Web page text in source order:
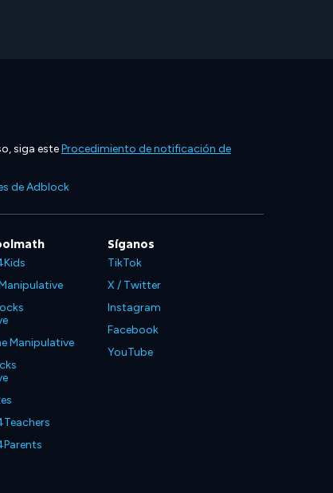
siga esteProcedimiento de notificación de
de Adblock
Manipulative
Síganos
TikTok
X / Twitter
Instagram
Facebook
YouTube